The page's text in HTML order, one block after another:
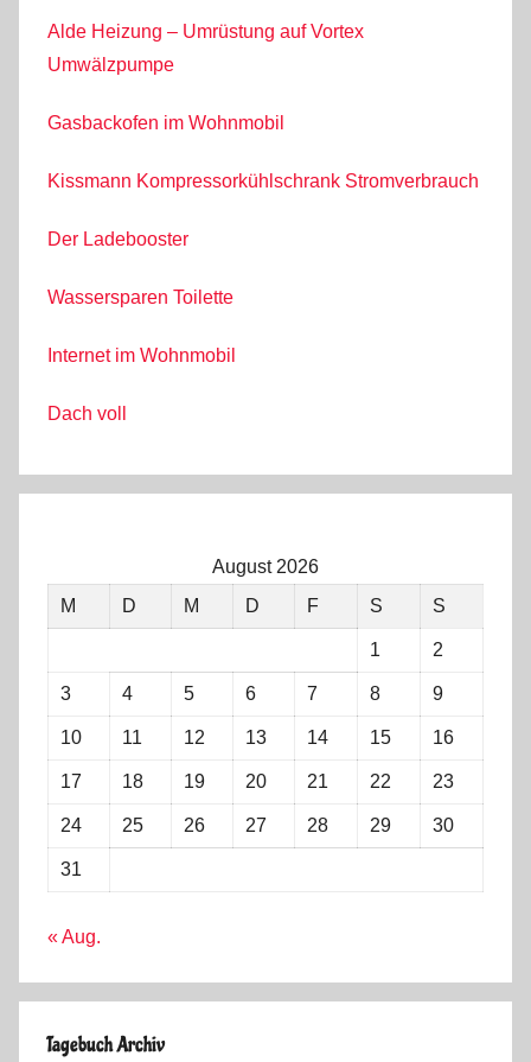
Alde Heizung – Umrüstung auf Vortex
Umwälzpumpe
Gasbackofen im Wohnmobil
Kissmann Kompressorkühlschrank Stromverbrauch
Der Ladebooster
Wassersparen Toilette
Internet im Wohnmobil
Dach voll
August 2026
M
D M D F S S
1 2
3 4 5 6 7 8 9
10 11 12 13 14 15 16
17 18 19 20 21 22 23
24 25 26 27 28 29 30
31
« Aug.
Tagebuch Archiv